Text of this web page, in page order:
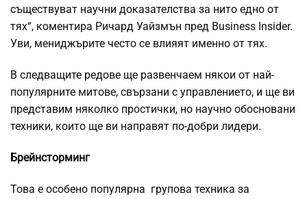
съществуват научни доказателства за нито едно от
тях“, коментира Ричард Уайзмън пред Business Insider.
Уви, мениджърите често се влияят именно от тях.
В следващите редове ще развенчаем някои от най-
популярните митове, свързани с управлението, и ще ви
представим няколко простички, но научно обосновани
техники, които ще ви направят по-добри лидери.
Брейнсторминг
Това е особено популярна групова техника за